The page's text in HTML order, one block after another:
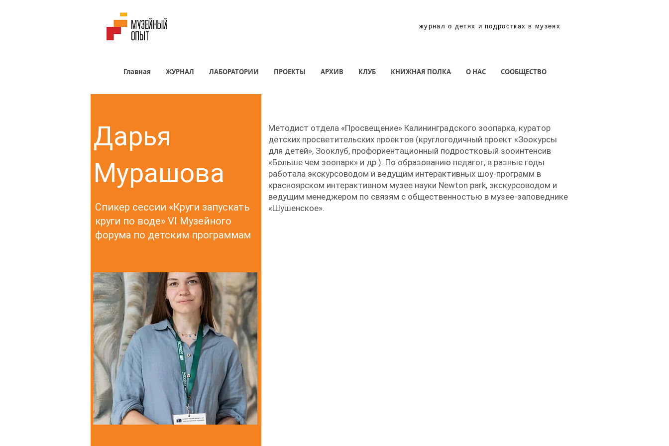
журнал о детях и подростках в музеях
Главная ЖУРНАЛ ЛАБОРАТОРИИ ПРОЕКТЫ АРХИВ КЛУБ КНИЖНАЯ ПОЛКА О НАС СООБЩЕСТВО
Дарья
Мурашова
Спикер сессии «Круги запускать
круги по воде» VI Музейного
форума по детским программам
Методист отдела «Просвещение» Калининградского зоопарка, куратор
детских просветительских проектов (круглогодичный проект «Зоокурсы
для детей», Зооклуб, профориентационный подростковый зооинтенсив
«Больше чем зоопарк» и др.). По образованию педагог, в разные годы
работала экскурсоводом и ведущим интерактивных шоу-программ в
красноярском интерактивном музее науки Newton park, экскурсоводом и
ведущим менеджером по связям с общественностью в музее-заповеднике
«Шушенское».